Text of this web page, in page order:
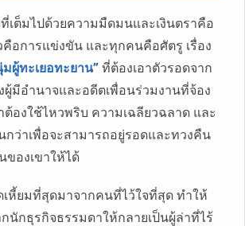
เต็มไปด้วยความมืดมนและเงินตราคือ
คือการแข่งขัน และทุกคนคือศัตรู เรื่อง
ผู้ทะเยอทะยาน” ที่ต้องเอาตัวรอดจาก
ผู้มีอำนาจและอดีตเพื่อนร่วมงานที่จ้อง
ต้องใช้ไหวพริบ ความเฉลียวฉลาด และ
ว่าเพื่อจะสามารถอยู่รอดและทวงคืน
ของเขาให้ได้
หี้ยมที่สุดมาจากคนที่ไว้ใจที่สุด ทำให้
กนักธุรกิจธรรมดาให้กลายเป็นผู้ล่าที่ไร้